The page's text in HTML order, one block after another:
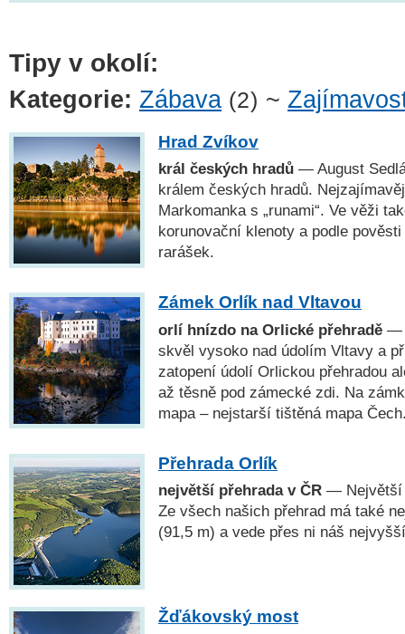
Tipy v okolí:
Kategorie: Zábava (2) ~
Hrad Zvíkov
král českých hradů — August
králem českých hradů.
Markomanka s „runami“. Ve věži
korunovační klenoty a podle
rarášek.
Zámek Orlík nad Vltavou
orlí hnízdo na Orlické přehradě —
skvěl vysoko nad údolím Vltavy a
zatopení údolí Orlickou přehradou
až těsně pod zámecké zdi. Na
mapa – nejstarší tištěná mapa
Přehrada Orlík
největší přehrada v ČR — Největší
Ze všech našich přehrad má také
(91,5 m) a vede přes ni náš
Žďákovský most